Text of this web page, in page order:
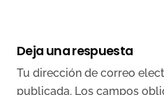
Deja una respuesta
Tu dirección de correo
publicada. Los campos